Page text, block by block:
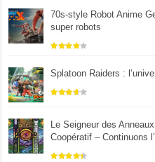
70s-style Robot Anime
super robots
Splatoon Raiders :
Le Seigneur des
Coopératif – Continuons